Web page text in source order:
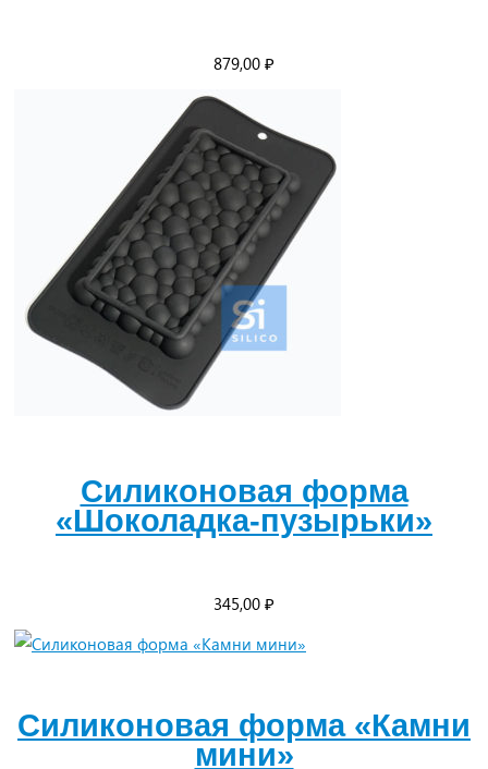
879,00 ₽
Силиконовая форма
«Шоколадка-пузырьки»
345,00 ₽
Силиконовая форма «Камни
мини»